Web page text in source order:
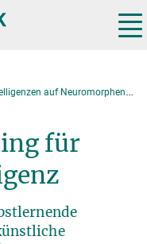
auf Neuromorphen Computerm
für